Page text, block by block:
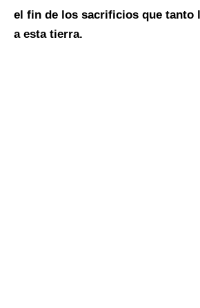
el fin de los sacrificios que tanto
a esta tierra.